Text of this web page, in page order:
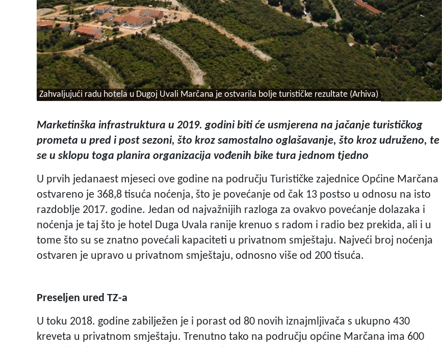
Zahvaljujući radu hotela u Dugoj Uvali Marčana je ostvarila bolje turističke rezultate (Arhiva)
Marketinška infrastruktura u 2019. godini biti će usmjerena na jačanje turističkog
prometa u pred i post sezoni, što kroz samostalno oglašavanje, što kroz udruženo, te
se u sklopu toga planira organizacija vođenih bike tura jednom tjedno
U prvih jedanaest mjeseci ove godine na području Turističke zajednice Općine Marčana
ostvareno je 368,8 tisuća noćenja, što je povećanje od čak 13 postso u odnosu na isto
razdoblje 2017. godine. Jedan od najvažnijih razloga za ovakvo povećanje dolazaka i
noćenja je taj što je hotel Duga Uvala ranije krenuo s radom i radio bez prekida, ali i u
tome što su se znatno povećali kapaciteti u privatnom smještaju. Najveći broj noćenja
ostvaren je upravo u privatnom smještaju, odnosno više od 200 tisuća.
Preseljen ured TZ-a
U toku 2018. godine zabilježen je i porast od 80 novih iznajmljivača s ukupno 430
kreveta u privatnom smještaju. Trenutno tako na području općine Marčana ima 600